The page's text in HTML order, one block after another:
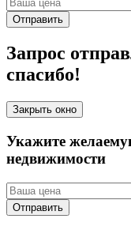
Отправить
Запрос
спасибо!
Закрыть окно
Укажите
недвижимости
Отправить